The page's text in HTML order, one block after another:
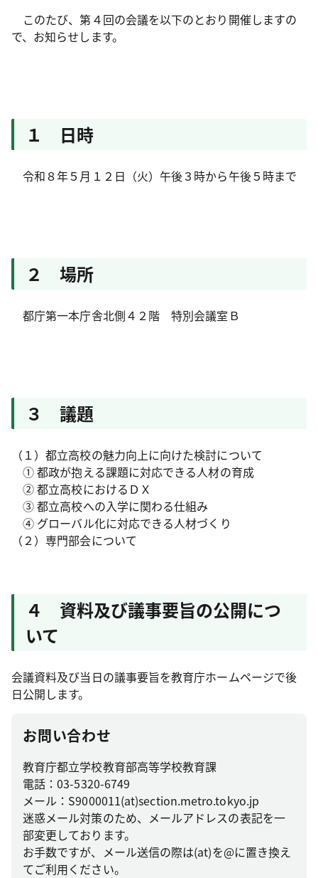
このたび、第４回の会議を以下のとおり開催しますの
で、お知らせします。
１ 日時
令和８年５月１２日（火）午後３時から午後５時まで
２ 場所
都庁第一本庁舎北側４２階 特別会議室Ｂ
３ 議題
（１）都立高校の魅力向上に向けた検討について
① 都政が抱える課題に対応できる人材の育成
② 都立高校におけるＤＸ
③ 都立高校への入学に関わる仕組み
④ グローバル化に対応できる人材づくり
（２）専門部会について
４ 資料及び議事要旨の公開につ
いて
会議資料及び当日の議事要旨を教育庁ホームページで後
日公開します。
お問い合わせ
教育庁都立学校教育部高等学校教育課
電話：03-5320-6749
メール：S9000011(at)section.metro.tokyo.jp
迷惑メール対策のため、メールアドレスの表記を一
部変更しております。
お手数ですが、メール送信の際は(at)を@に置き換え
てご利用ください。